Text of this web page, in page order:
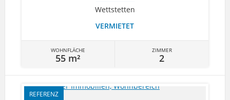
Wettstetten
VERMIETET
WOHNFLÄCHE
55 m²
ZIMMER
2
REFERENZ